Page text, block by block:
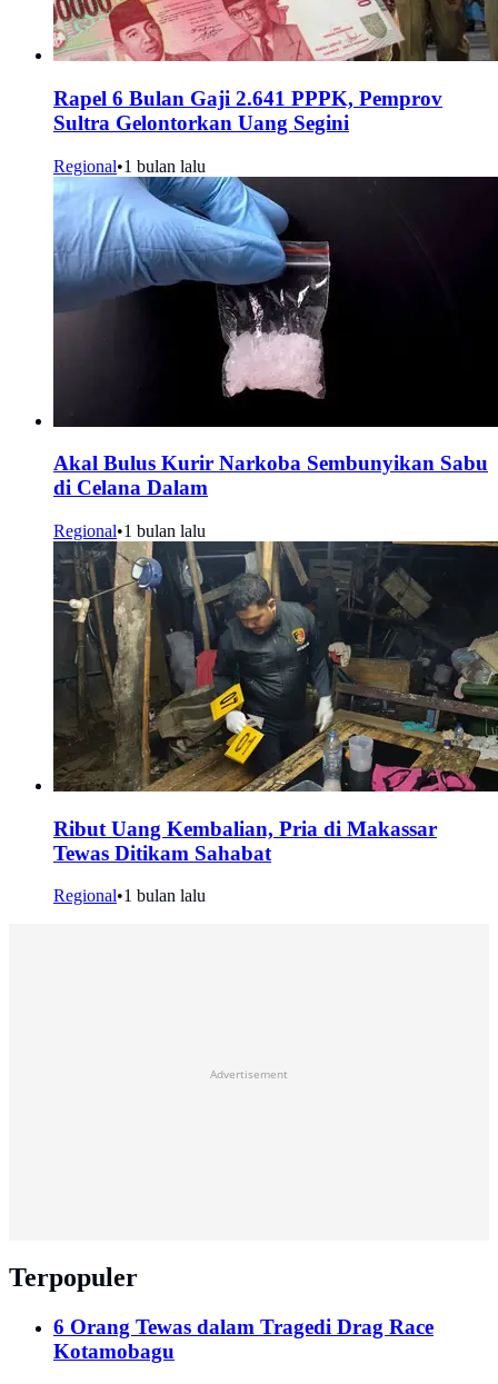
Rapel 6 Bulan Gaji 2.641 PPPK, Pemprov
Sultra Gelontorkan Uang Segini
Regional•1 bulan lalu
Akal Bulus Kurir Narkoba Sembunyikan Sabu
di Celana Dalam
Regional•1 bulan lalu
Ribut Uang Kembalian, Pria di Makassar
Tewas Ditikam Sahabat
Regional•1 bulan lalu
Advertisement
Terpopuler
6 Orang Tewas dalam Tragedi Drag Race
Kotamobagu